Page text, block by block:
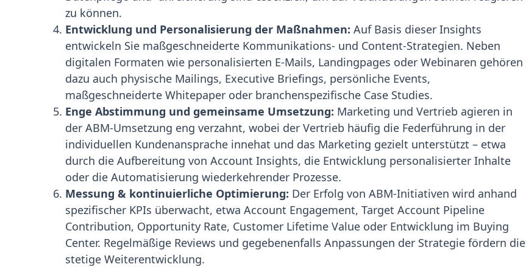
zu können.
Entwicklung und Personalisierung der Maßnahmen: Auf Basis dieser Insights
entwickeln Sie maßgeschneiderte Kommunikations- und Content-Strategien. Neben
digitalen Formaten wie personalisierten E-Mails, Landingpages oder Webinaren gehören
dazu auch physische Mailings, Executive Briefings, persönliche Events,
maßgeschneiderte Whitepaper oder branchenspezifische Case Studies.
Enge Abstimmung und gemeinsame Umsetzung: Marketing und Vertrieb agieren in
der ABM-Umsetzung eng verzahnt, wobei der Vertrieb häufig die Federführung in der
individuellen Kundenansprache innehat und das Marketing gezielt unterstützt – etwa
durch die Aufbereitung von Account Insights, die Entwicklung personalisierter Inhalte
oder die Automatisierung wiederkehrender Prozesse.
Messung & kontinuierliche Optimierung: Der Erfolg von ABM-Initiativen wird anhand
spezifischer KPIs überwacht, etwa Account Engagement, Target Account Pipeline
Contribution, Opportunity Rate, Customer Lifetime Value oder Entwicklung im Buying
Center. Regelmäßige Reviews und gegebenenfalls Anpassungen der Strategie fördern die
stetige Weiterentwicklung.